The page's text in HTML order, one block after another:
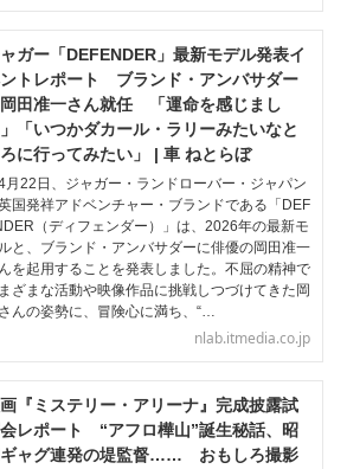
ガー「DEFENDER」最新モデル発表イ
トレポート ブランド・アンバサダー
田准一さん就任 「運命を感じまし
「いつかダカール・ラリーみたいなと
に行ってみたい」 | 車 ねとらぼ
22日、ジャガー・ランドローバー・ジャパン
国発祥アドベンチャー・ブランドである「DEF
（ディフェンダー）」は、2026年の最新モ
と、ブランド・アンバサダーに俳優の岡田准一
を起用することを発表しました。不屈の精神で
ざまな活動や映像作品に挑戦しつづけてきた岡
んの姿勢に、冒険心に満ち、“…
nlab.itmedia.co.jp
『ミステリー・アリーナ』完成披露試
レポート “アフロ樺山”誕生秘話、昭
ャグ連発の堤監督…… おもしろ撮影